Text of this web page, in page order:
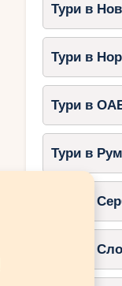
Тури в
Тури в
Тури в
Тури в
Тури в
Тури в